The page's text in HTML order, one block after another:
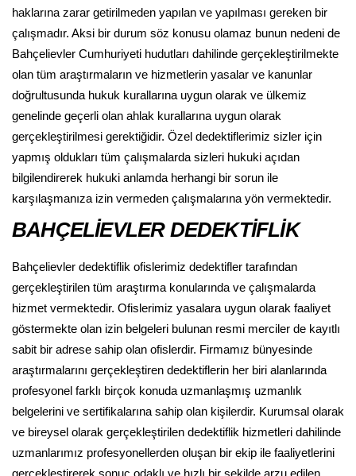
haklarına zarar getirilmeden yapılan ve yapılması gereken bir
çalışmadır. Aksi bir durum söz konusu olamaz bunun nedeni de
Bahçelievler Cumhuriyeti hudutları dahilinde gerçekleştirilmekte
olan tüm araştırmaların ve hizmetlerin yasalar ve kanunlar
doğrultusunda hukuk kurallarına uygun olarak ve ülkemiz
genelinde geçerli olan ahlak kurallarına uygun olarak
gerçekleştirilmesi gerektiğidir. Özel dedektiflerimiz sizler için
yapmış oldukları tüm çalışmalarda sizleri hukuki açıdan
bilgilendirerek hukuki anlamda herhangi bir sorun ile
karşılaşmanıza izin vermeden çalışmalarına yön vermektedir.
BAHÇELİEVLER DEDEKTİFLİK
Bahçelievler dedektiflik ofislerimiz dedektifler tarafından
gerçekleştirilen tüm araştırma konularında ve çalışmalarda
hizmet vermektedir. Ofislerimiz yasalara uygun olarak faaliyet
göstermekte olan izin belgeleri bulunan resmi merciler de kayıtlı
sabit bir adrese sahip olan ofislerdir. Firmamız bünyesinde
araştırmalarını gerçekleştiren dedektiflerin her biri alanlarında
profesyonel farklı birçok konuda uzmanlaşmış uzmanlık
belgelerini ve sertifikalarına sahip olan kişilerdir. Kurumsal olarak
ve bireysel olarak gerçekleştirilen dedektiflik hizmetleri dahilinde
uzmanlarımız profesyonellerden oluşan bir ekip ile faaliyetlerini